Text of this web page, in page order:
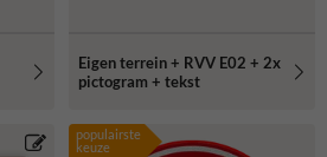
Eigen terrein + RVV E02 + 2x
pictogram + tekst
populairste
keuze